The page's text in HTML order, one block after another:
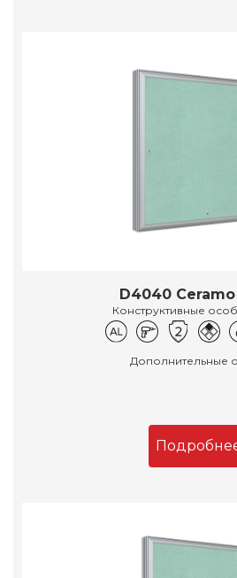
D4040
Конструктивные
Дополнительные